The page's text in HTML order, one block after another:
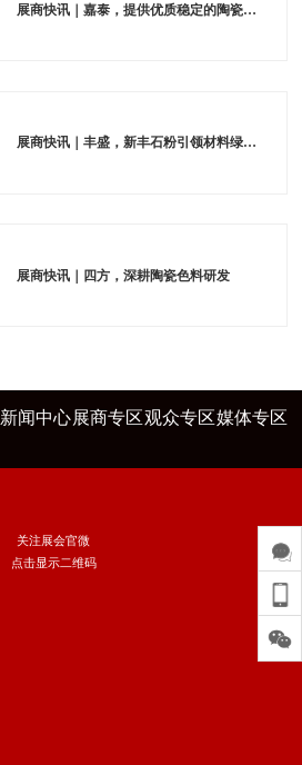
展商快讯｜嘉泰，提供优质稳定的陶瓷原料
展商快讯｜丰盛，新丰石粉引领材料绿色发展
展商快讯｜四方，深耕陶瓷色料研发
新闻中心展商专区观众专区媒体专区
关注展会官微
点击显示二维码